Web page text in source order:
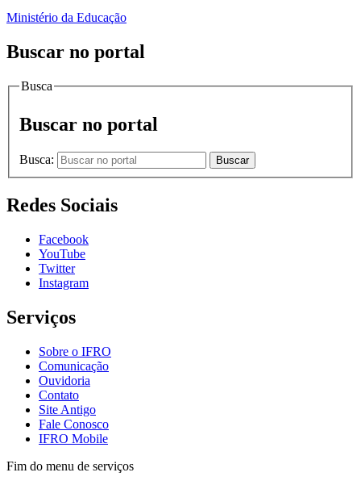
Ministério da Educação
Buscar no portal
Busca
Buscar no portal
Busca: Buscar
Redes Sociais
Facebook
YouTube
Twitter
Instagram
Serviços
Sobre o IFRO
Comunicação
Ouvidoria
Contato
Site Antigo
Fale Conosco
IFRO Mobile
Fim do menu de serviços